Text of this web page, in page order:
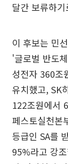
달간 보류하
이 후보는 민
'글로벌 반도
성전자 360조
유치했고, SK
122조원에서
페스토실천본
등급인 SA를
95%라고 강